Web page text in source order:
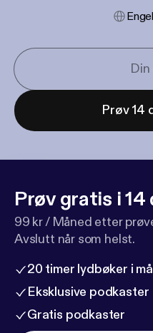
Prøv 14
Prøv gratis i 14
99 kr / Måned etter
Avslutt når som helst.
20 timer lydbøker i
Eksklusive podkaster
Gratis podkaster